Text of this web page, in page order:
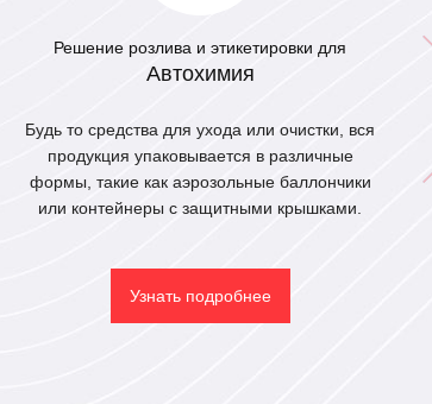
Решение розлива и этикетировки для
Автохимия
Будь то средства для ухода или очистки, вся
продукция упаковывается в различные
формы, такие как аэрозольные баллончики
или контейнеры с защитными крышками.
Узнать подробнее